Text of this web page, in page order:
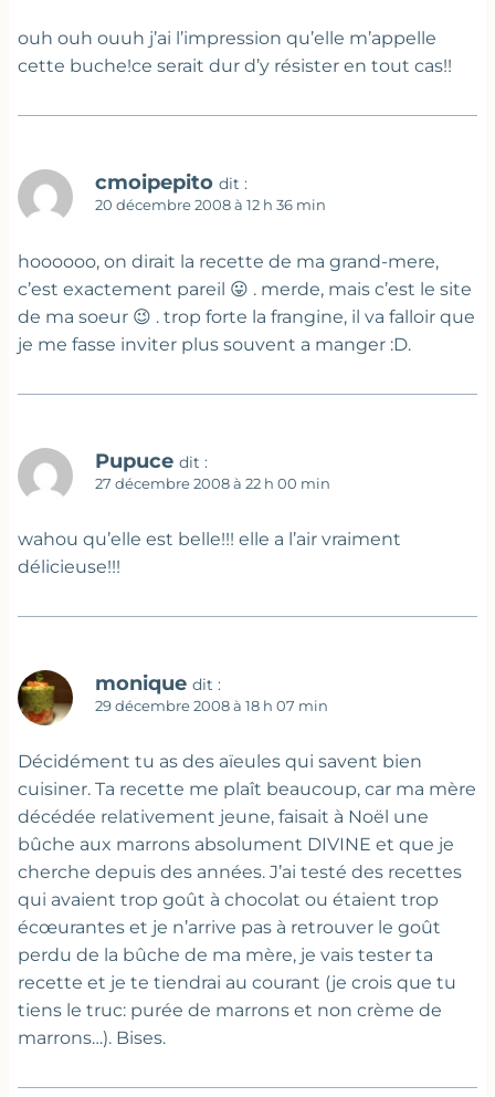
ouh ouh ouuh j’ai l’impression qu’elle m’appelle
cette buche!ce serait dur d’y résister en tout cas!!
cmoipepito dit :
20 décembre 2008 à 12 h 36 min
hoooooo, on dirait la recette de ma grand-mere,
c’est exactement pareil 😛 . merde, mais c’est le site
de ma soeur 😉 . trop forte la frangine, il va falloir que
je me fasse inviter plus souvent a manger :D.
Pupuce dit :
27 décembre 2008 à 22 h 00 min
wahou qu’elle est belle!!! elle a l’air vraiment
délicieuse!!!
monique dit :
29 décembre 2008 à 18 h 07 min
Décidément tu as des aïeules qui savent bien
cuisiner. Ta recette me plaît beaucoup, car ma mère
décédée relativement jeune, faisait à Noël une
bûche aux marrons absolument DIVINE et que je
cherche depuis des années. J’ai testé des recettes
qui avaient trop goût à chocolat ou étaient trop
écœurantes et je n’arrive pas à retrouver le goût
perdu de la bûche de ma mère, je vais tester ta
recette et je te tiendrai au courant (je crois que tu
tiens le truc: purée de marrons et non crème de
marrons…). Bises.